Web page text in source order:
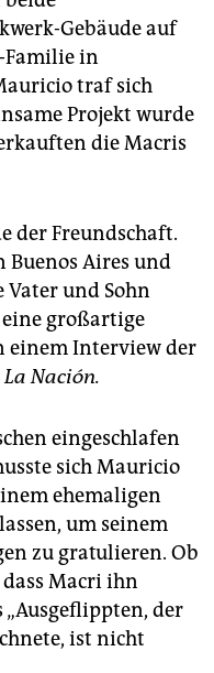
Gebäude auf
Familie in
traf sich
Projekt wurde
die Macris
der Freundschaft.
Buenos Aires und
Vater und Sohn
großartige
einem Interview der
La Nación.
eingeschlafen
sich Mauricio
ehemaligen
um seinem
zu gratulieren. Ob
Macri ihn
der
ist nicht